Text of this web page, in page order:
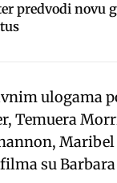
predvodi novu
ulogama
Temuera
Maribel
su